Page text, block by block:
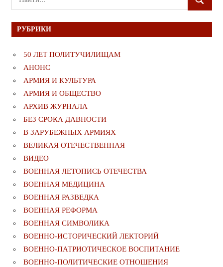
для:
ПОИСК
РУБРИКИ
50 ЛЕТ ПОЛИТУЧИЛИЩАМ
АНОНС
АРМИЯ И КУЛЬТУРА
АРМИЯ И ОБЩЕСТВО
АРХИВ ЖУРНАЛА
БЕЗ СРОКА ДАВНОСТИ
В ЗАРУБЕЖНЫХ АРМИЯХ
ВЕЛИКАЯ ОТЕЧЕСТВЕННАЯ
ВИДЕО
ВОЕННАЯ ЛЕТОПИСЬ ОТЕЧЕСТВА
ВОЕННАЯ МЕДИЦИНА
ВОЕННАЯ РАЗВЕДКА
ВОЕННАЯ РЕФОРМА
ВОЕННАЯ СИМВОЛИКА
ВОЕННО-ИСТОРИЧЕСКИЙ ЛЕКТОРИЙ
ВОЕННО-ПАТРИОТИЧЕСКОЕ ВОСПИТАНИЕ
ВОЕННО-ПОЛИТИЧЕСКИE ОТНОШЕНИЯ